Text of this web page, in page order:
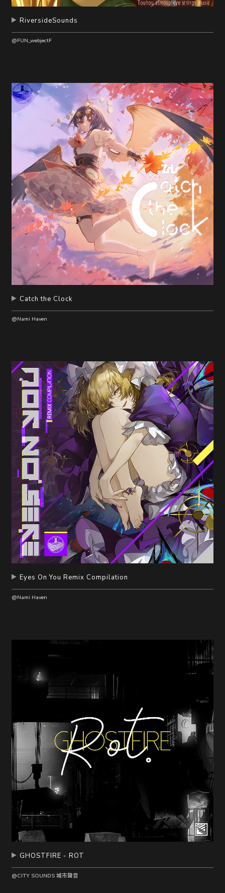
RiversideSounds
@FUN_webjectF
Catch the Clock
@Nami Haven
Eyes On You Remix Compilation
@Nami Haven
GHOSTFIRE - ROT
@CITY SOUNDS 城市聲音